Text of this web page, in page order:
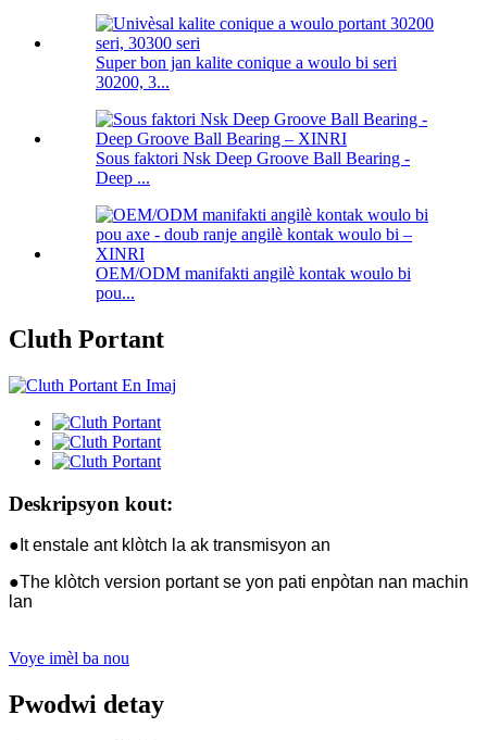
Super bon jan kalite conique a woulo bi seri
30200, 3...
Sous faktori Nsk Deep Groove Ball Bearing -
Deep ...
OEM/ODM manifakti angilè kontak woulo bi
pou...
Cluth Portant
Deskripsyon kout:
●It enstale ant klòtch la ak transmisyon an
●The klòtch version portant se yon pati enpòtan nan machin
lan
Voye imèl ba nou
Pwodwi detay